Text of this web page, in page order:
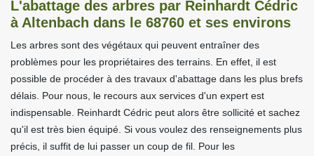
L'abattage des arbres par Reinhardt Cédric
à Altenbach dans le 68760 et ses environs
Les arbres sont des végétaux qui peuvent entraîner des
problèmes pour les propriétaires des terrains. En effet, il est
possible de procéder à des travaux d'abattage dans les plus brefs
délais. Pour nous, le recours aux services d'un expert est
indispensable. Reinhardt Cédric peut alors être sollicité et sachez
qu'il est très bien équipé. Si vous voulez des renseignements plus
précis, il suffit de lui passer un coup de fil. Pour les